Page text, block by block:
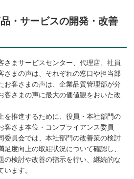
・サービスの開発・改善
さまサービスセンター、代理店、社員
さまの声は、それぞれの窓口や担当部
お客さまの声は、企業品質管理部が分
客さまの声に最大の価値観をおいた改
を推進するために、役員・本社部門の
客さま本位・コンプライアンス委員
委員会では、本社部門の改善策の検討
度向上の取組状況について確認し、
の検討や改善の指示を行い、継続的な
ます。